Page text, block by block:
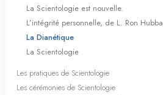
La Scientologie est nouvelle.
L’intégrité personnelle, de L. Ron
La Dianétique
La Scientologie
Les pratiques de Scientologie
Les cérémonies de Scientologie